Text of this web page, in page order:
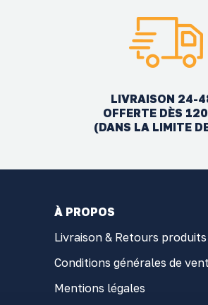
LIVRAISON 24-
OFFERTE DÈS
(DANS LA LIMITE
À PROPOS
Livraison & Retours produits
Conditions générales de
Mentions légales